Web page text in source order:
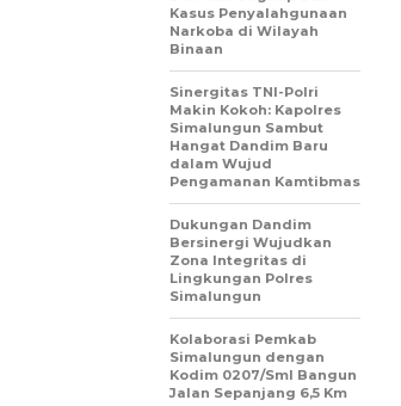
Kasus Penyalahgunaan
Narkoba di Wilayah
Binaan
Sinergitas TNI-Polri
Makin Kokoh: Kapolres
Simalungun Sambut
Hangat Dandim Baru
dalam Wujud
Pengamanan Kamtibmas
Dukungan Dandim
Bersinergi Wujudkan
Zona Integritas di
Lingkungan Polres
Simalungun
Kolaborasi Pemkab
Simalungun dengan
Kodim 0207/Sml Bangun
Jalan Sepanjang 6,5 Km